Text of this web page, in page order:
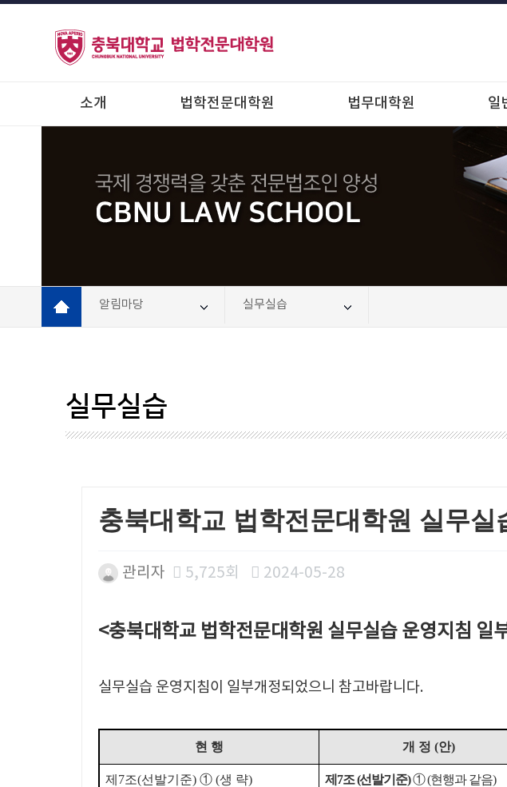
소개 법학전문대학원 법무대학원 일
알림마당 실무실습
실무실습
충북대학교 법학전문대학원 실무
관리자 5,725회 2024-05-28
<충북대학교 법학전문대학원 실무실습 운영지침 일
실무실습 운영지침이 일부개정되었으니 참고바랍니다.
현 행 개 정 (안)
제 7조(선발기준) ① (생 략) 제 7조(선발기준)①(현행과 같음)